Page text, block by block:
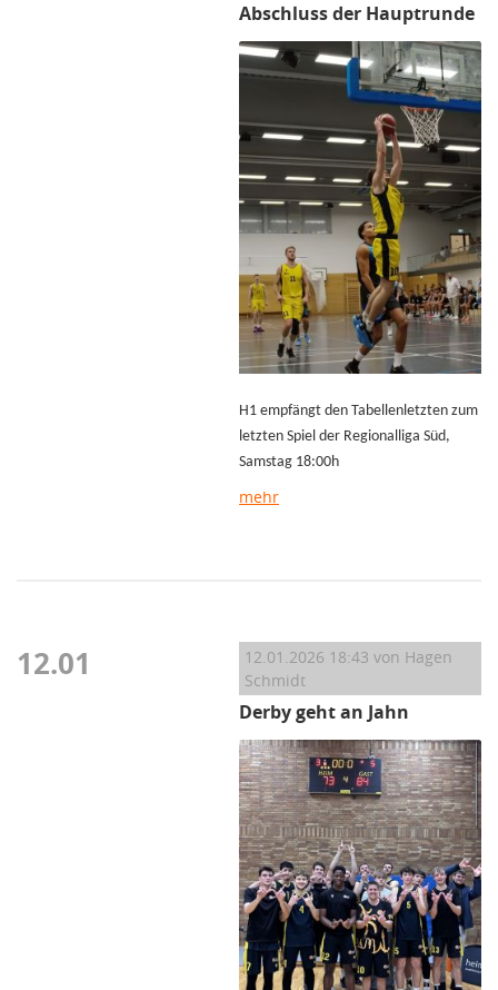
Abschluss der Hauptrunde
H1 empfängt den Tabellenletzten zum
letzten Spiel der Regionalliga Süd,
Samstag 18:00h
mehr
12.01 12.01.2026 18:43 von Hagen
Schmidt
Derby geht an Jahn